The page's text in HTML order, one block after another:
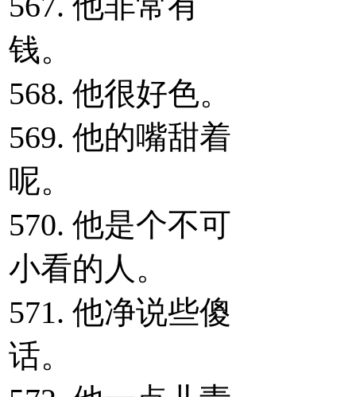
钱。
568. 他很好色。
569. 他的嘴甜着
呢。
570. 他是个不可
小看的人。
571. 他净说些傻
话。